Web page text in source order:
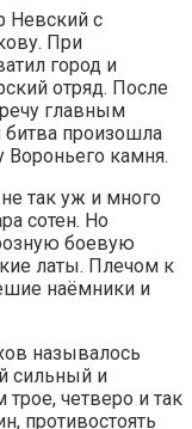
Невский с
При
город и
отряд. После
главным
произошла
Вороньего камня.
так уж и много
сотен. Но
боевую
латы. Плечом к
наёмники и
называлось
сильный и
четверо и так
противостоять